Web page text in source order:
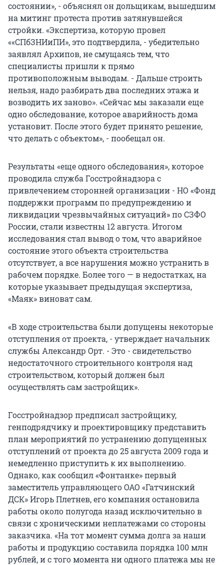
состоянии», - объяснял он дольщикам, вышедшим
на митинг протеста против затянувшейся
стройки. «Экспертиза, которую провел
««СПбЗНИиПИ», это подтвердила, - убедительно
заявлял Архипов, не смущаясь тем, что
специалисты пришли к прямо
противоположным выводам. - Дальше строить
нельзя, надо разбирать два последних этажа и
возводить их заново». «Сейчас мы заказали еще
одно обследование, которое аварийность дома
установит. После этого будет принято решение,
что делать с объектом», - пообещал он.
Результаты «еще одного обследования», которое
проводила служба Госстройнадзора с
привлечением сторонней организации - НО «Фонд
поддержки программ по предупреждению и
ликвидации чрезвычайных ситуаций» по СЗФО
России, стали известны 12 августа. Итогом
исследования стал вывод о том, что аварийное
состояние этого объекта строительства
отсутствует, а все нарушения можно устранить в
рабочем порядке. Более того — в недостатках, на
которые указывает предыдущая экспертиза,
«Маяк» виноват сам.
«В ходе строительства были допущены некоторые
отступления от проекта, - утверждает начальник
службы Александр Орт. - Это - свидетельство
недостаточного строительного контроля над
строительством, который должен был
осуществлять сам застройщик».
Госстройнадзор предписал застройщику,
генподрядчику и проектировщику представить
план мероприятий по устранению допущенных
отступлений от проекта до 25 августа 2009 года и
немедленно приступить к их выполнению.
Однако, как сообщил «Фонтанке» первый
заместитель управляющего ОАО «Гатчинский
ДСК» Игорь Плетнев, его компания остановила
работы около полугода назад исключительно в
связи с хроническими неплатежами со стороны
заказчика. «На тот момент сумма долга за наши
работы и продукцию составила порядка 100 млн
рублей, и с того момента ни одного платежа мы не